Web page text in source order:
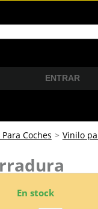
ENTRAR
Coches > Vinilo
En stock